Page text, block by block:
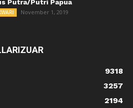
Putra/Putri Papua
November 1, 2019
9318
3257
2194